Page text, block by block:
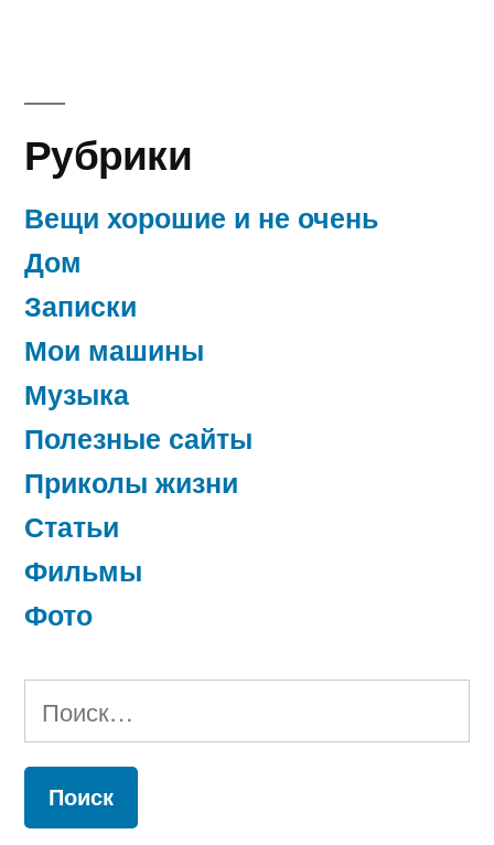
Рубрики
Вещи хорошие и не очень
Дом
Записки
Мои машины
Музыка
Полезные сайты
Приколы жизни
Статьи
Фильмы
Фото
Найти: